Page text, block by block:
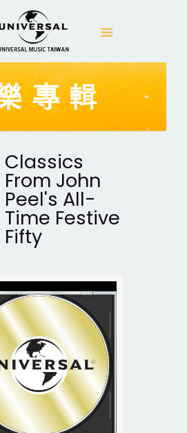
專輯
Classics
From John
Peel's All-
Time Festive
Fifty